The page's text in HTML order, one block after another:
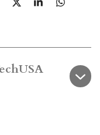
T
e
T
e
T
e